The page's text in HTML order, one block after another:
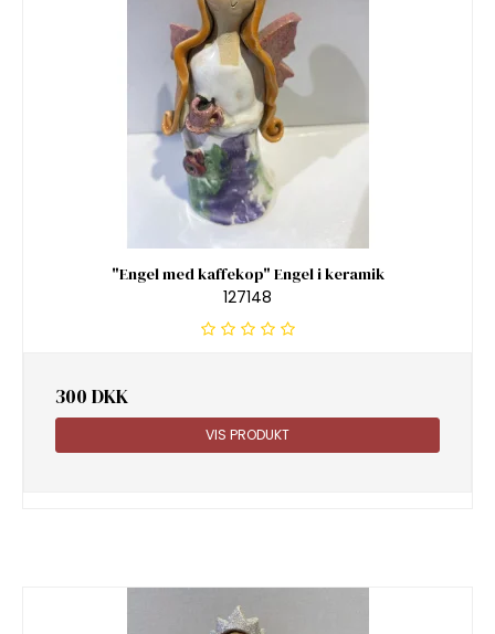
"Engel med kaffekop" Engel i keramik
127148
300 DKK
VIS PRODUKT